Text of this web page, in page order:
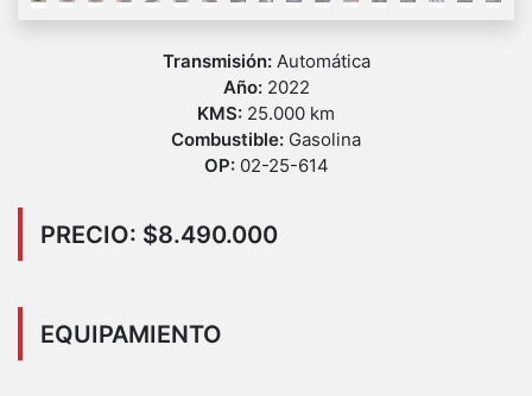
Transmisión: Automática
Año: 2022
KMS: 25.000 km
Combustible: Gasolina
OP: 02-25-614
PRECIO: $8.490.000
EQUIPAMIENTO